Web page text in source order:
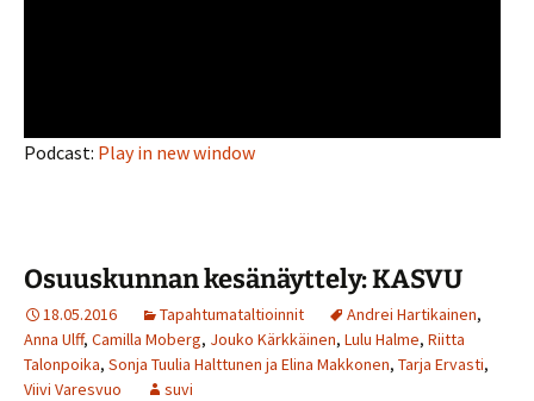
Podcast: Play in new window
Osuuskunnan kesänäyttely: KASVU
18.05.2016 Tapahtumataltioinnit Andrei Hartikainen,
Anna Ulff, Camilla Moberg, Jouko Kärkkäinen, Lulu Halme, Riitta
Talonpoika, Sonja Tuulia Halttunen ja Elina Makkonen, Tarja Ervasti,
Viivi Varesvuo
suvi